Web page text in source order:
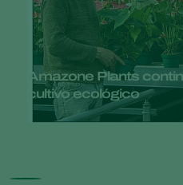
Amazone Plants
cultivo ecológico